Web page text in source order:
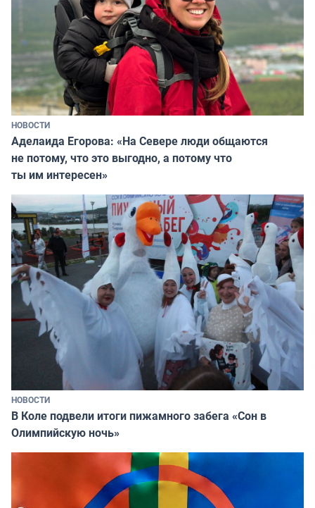
НОВОСТИ
Аделаида Егорова: «На Севере люди общаются
не потому, что это выгодно, а потому что
ты им интересен»
НОВОСТИ
В Коле подвели итоги пижамного забега «Сон в
Олимпийскую ночь»